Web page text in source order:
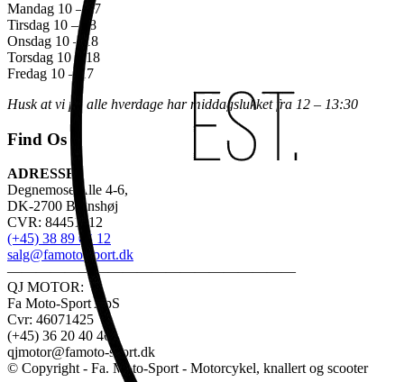
Mandag 10 – 17
Tirsdag 10 – 18
Onsdag 10 – 18
Torsdag 10 – 18
Fredag 10 – 17
Husk at vi på alle hverdage har middagslukket fra 12 – 13:30
Find Os
ADRESSE:
Degnemose Alle 4-6,
DK-2700 Brønshøj
CVR: 84451312
(+45) 38 89 03 12
salg@famoto-sport.dk
————————————————————
QJ MOTOR:
Fa Moto-Sport ApS
Cvr: 46071425
(+45) 36 20 40 46
qjmotor@famoto-sport.dk
© Copyright - Fa. Moto-Sport - Motorcykel, knallert og scooter